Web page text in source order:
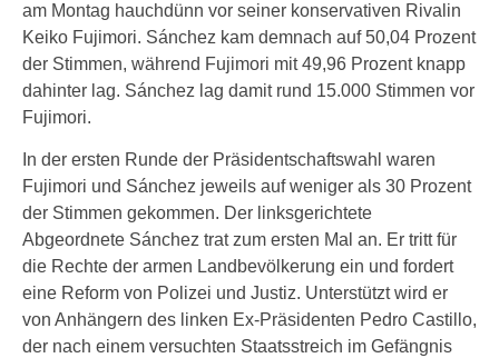
am Montag hauchdünn vor seiner konservativen Rivalin
Keiko Fujimori. Sánchez kam demnach auf 50,04 Prozent
der Stimmen, während Fujimori mit 49,96 Prozent knapp
dahinter lag. Sánchez lag damit rund 15.000 Stimmen vor
Fujimori.
In der ersten Runde der Präsidentschaftswahl waren
Fujimori und Sánchez jeweils auf weniger als 30 Prozent
der Stimmen gekommen. Der linksgerichtete
Abgeordnete Sánchez trat zum ersten Mal an. Er tritt für
die Rechte der armen Landbevölkerung ein und fordert
eine Reform von Polizei und Justiz. Unterstützt wird er
von Anhängern des linken Ex-Präsidenten Pedro Castillo,
der nach einem versuchten Staatsstreich im Gefängnis